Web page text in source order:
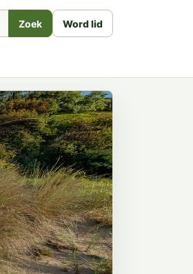
Zoek Word lid